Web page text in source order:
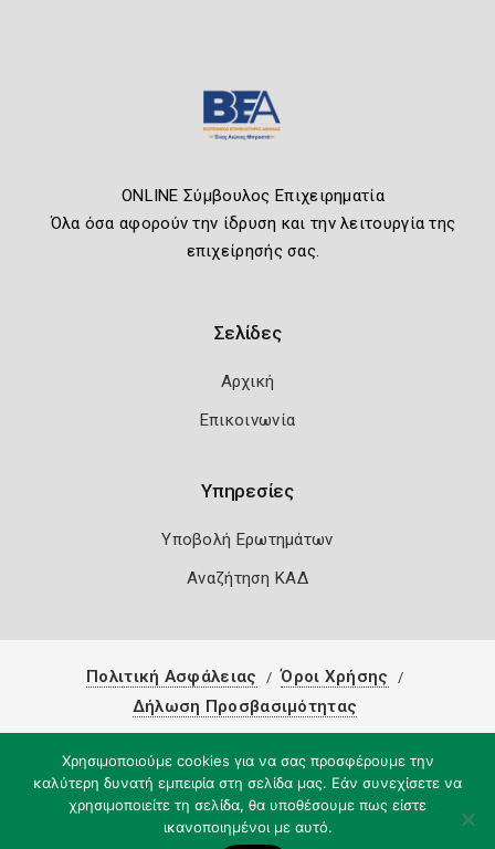
ONLINE Σύμβουλος Επιχειρηματία
Όλα όσα αφορούν την ίδρυση και την λειτουργία της
επιχείρησής σας.
Σελίδες
Αρχική
Επικοινωνία
Υπηρεσίες
Υποβολή Ερωτημάτων
Αναζήτηση ΚΑΔ
Πολιτική Ασφάλειας
Όροι Χρήσης
Δήλωση Προσβασιμότητας
Χρησιμοποιούμε cookies για να σας προσφέρουμε την
καλύτερη δυνατή εμπειρία στη σελίδα μας. Εάν συνεχίσετε να
χρησιμοποιείτε τη σελίδα, θα υποθέσουμε πως είστε
ικανοποιημένοι με αυτό.